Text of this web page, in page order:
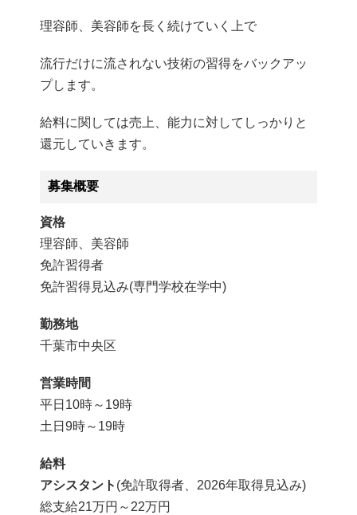
理容師、美容師を長く続けていく上で
流行だけに流されない技術の習得をバックアッ
プします。
給料に関しては売上、能力に対してしっかりと
還元していきます。
募集概要
資格
理容師、美容師
免許習得者
免許習得見込み(専門学校在学中)
勤務地
千葉市中央区
営業時間
平日10時～19時
土日9時～19時
給料
アシスタント (免許取得者、2026年取得見込み)
総支給21万円～22万円